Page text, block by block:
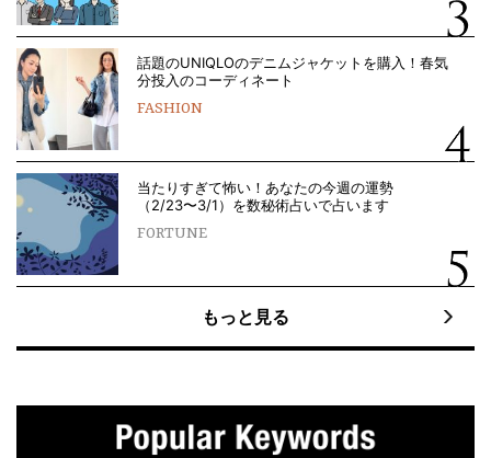
話題のUNIQLOのデニムジャケットを購入！春気
分投入のコーディネート
FASHION
当たりすぎて怖い！あなたの今週の運勢
（2/23〜3/1）を数秘術占いで占います
FORTUNE
もっと見る